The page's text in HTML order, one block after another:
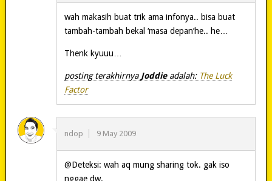
wah makasih buat trik ama infonya.. bisa buat
tambah-tambah bekal ‘masa depan’he.. he…
Thenk kyuuu…
posting terakhirnya Joddie adalah: The Luck
Factor
ndop 9 May 2009
@Deteksi: wah aq mung sharing tok. gak iso
nggae dw.